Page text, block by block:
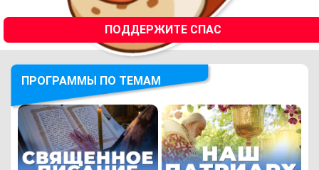
ПОДДЕРЖИТЕ СПАС
ПРОГРАММЫ ПО ТЕМАМ